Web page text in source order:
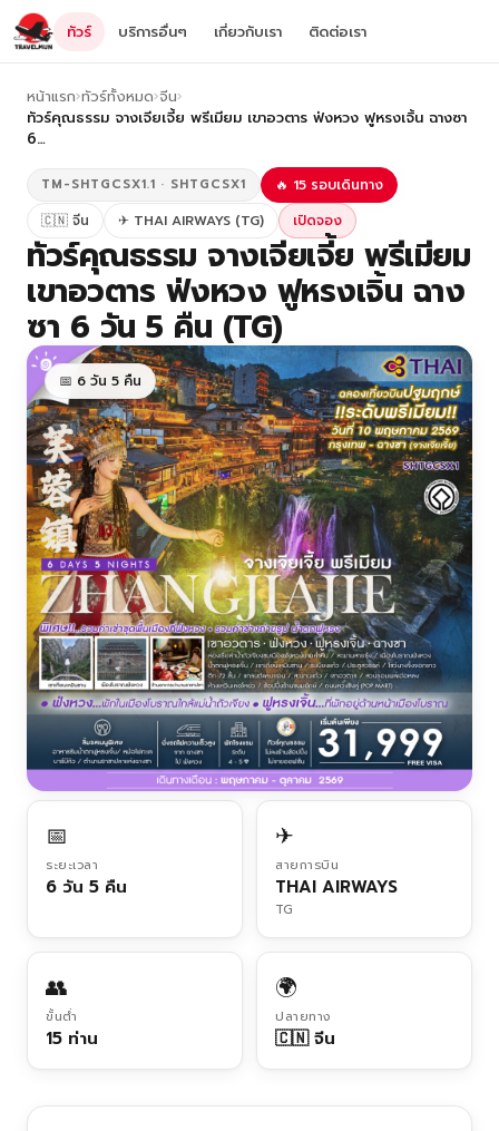
ทัวร์ บริการอื่นๆ เกี่ยวกับเรา ติดต่อเรา
หน้าแรก›ทัวร์ทั้งหมด›จีน›
ทัวร์คุณธรรม จางเจียเจี้ย พรีเมียม เขาอวตาร ฟ่งหวง ฟูหรงเจิ้น ฉางซา
6…
TM-SHTGCSX1.1 · SHTGCSX1
🔥 15 รอบเดินทาง
🇨🇳 จีน
✈ THAI AIRWAYS (TG) เปิดจอง
ทัวร์คุณธรรม จางเจียเจี้ย พรีเมียม
เขาอวตาร ฟ่งหวง ฟูหรงเจิ้น ฉาง
ซา 6 วัน 5 คืน (TG)
📅 6 วัน 5 คืน
📅
ระยะเวลา
6 วัน 5 คืน
✈
สายการบิน
THAI AIRWAYS
TG
👥
ขั้นต่ำ
15 ท่าน
🌍
ปลายทาง
🇨🇳 จีน